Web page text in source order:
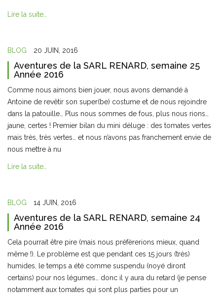
Lire la suite…
BLOG 20 JUIN, 2016
Aventures de la SARL RENARD, semaine 25
Année 2016
Comme nous aimons bien jouer, nous avons demandé à
Antoine de revêtir son super(be) costume et de nous rejoindre
dans la patouille… Plus nous sommes de fous, plus nous rions…
jaune, certes ! Premier bilan du mini déluge : des tomates vertes
mais très, très vertes… et nous n’avons pas franchement envie de
nous mettre à nu
Lire la suite…
BLOG 14 JUIN, 2016
Aventures de la SARL RENARD, semaine 24
Année 2016
Cela pourrait être pire (mais nous préfèrerions mieux, quand
même !). Le problème est que pendant ces 15 jours (très)
humides, le temps a été comme suspendu (noyé diront
certains) pour nos légumes… donc il y aura du retard (je pense
notamment aux tomates qui sont plus parties pour un